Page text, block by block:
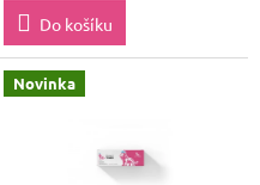
Do košíku
Novinka